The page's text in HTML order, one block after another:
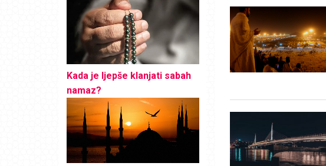
Kada je ljepše klanjati sabah
namaz?